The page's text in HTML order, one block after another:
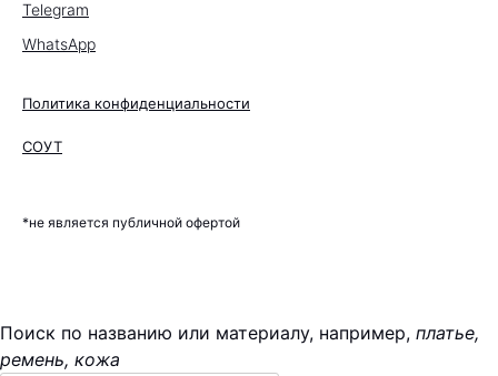
Telegram
WhatsApp
Политика конфиденциальности
СОУТ
*не является публичной офертой
Поиск по названию или материалу, например, платье,
ремень, кожа